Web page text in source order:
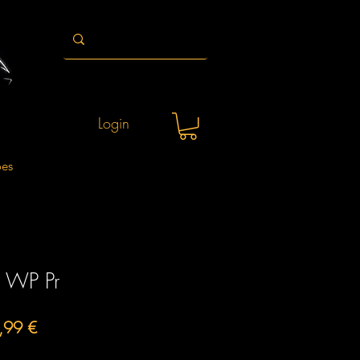
Login
WP Pr
€Preço